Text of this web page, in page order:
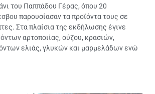
του Παππάδου Γέρας, όπου 20
παρουσίασαν τα προϊόντα τους σε
Στα πλαίσια της εκδήλωσης έγινε
αρτοποιίας, ούζου, κρασιών,
ελιάς, γλυκών και μαρμελάδων ενώ